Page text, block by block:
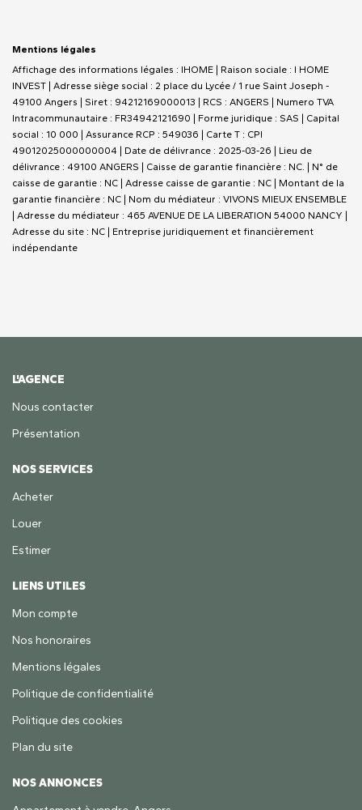
Mentions légales
Affichage des informations légales : IHOME | Raison sociale : I HOME
INVEST | Adresse siège social : 2 place du Lycée / 1 rue Saint Joseph -
49100 Angers | Siret : 94212169000013 | RCS : ANGERS | Numero TVA
Intracommunautaire : FR34942121690 | Forme juridique : SAS | Capital
social : 10 000 | Assurance RCP : 549036 | Carte T : CPI
49012025000000004 | Date de délivrance : 2025-03-26 | Lieu de
délivrance : 49100 ANGERS | Caisse de garantie financière : NC. | N° de
caisse de garantie : NC | Adresse caisse de garantie : NC | Montant de la
garantie financière : NC | Nom du médiateur : VIVONS MIEUX ENSEMBLE
| Adresse du médiateur : 465 AVENUE DE LA LIBERATION 54000 NANCY |
Adresse du site : NC | Entreprise juridiquement et financièrement
indépendante
L'AGENCE
Nous contacter
Présentation
NOS SERVICES
Acheter
Louer
Estimer
LIENS UTILES
Mon compte
Nos honoraires
Mentions légales
Politique de confidentialité
Politique des cookies
Plan du site
NOS ANNONCES